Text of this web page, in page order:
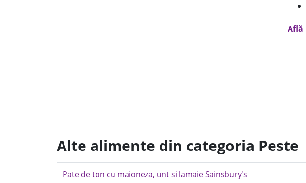
Află
Alte alimente din categoria Peste
Pate de ton cu maioneza, unt si lamaie Sainsbury's